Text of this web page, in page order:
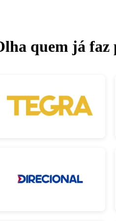
quem já faz